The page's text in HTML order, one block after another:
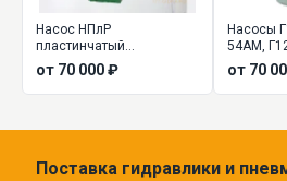
Насос НПлР
пластинчатый
регулируемый
от 70 000 ₽
Насосы
54АМ,
от 70
Поставка гидравлики и